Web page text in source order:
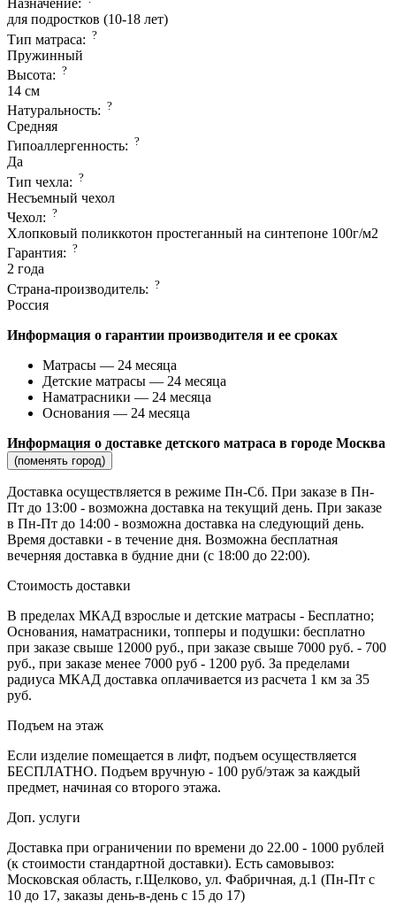
Назначение:
для подростков (10-18 лет)
Тип матраса: ?
Пружинный
Высота: ?
14 см
Натуральность: ?
Средняя
Гипоаллергенность: ?
Да
Тип чехла: ?
Несъемный чехол
Чехол: ?
Хлопковый поликкотон простеганный на синтепоне 100г/м2
Гарантия: ?
2 года
Страна-производитель: ?
Россия
Информация о гарантии производителя и ее сроках
Матрасы — 24 месяца
Детские матрасы — 24 месяца
Наматрасники — 24 месяца
Основания — 24 месяца
Информация о доставке детского матраса в городе Москва
(поменять город)
Доставка осуществляется в режиме Пн-Сб. При заказе в Пн-
Пт до 13:00 - возможна доставка на текущий день. При заказе
в Пн-Пт до 14:00 - возможна доставка на следующий день.
Время доставки - в течение дня. Возможна бесплатная
вечерняя доставка в будние дни (с 18:00 до 22:00).
Стоимость доставки
В пределах МКАД взрослые и детские матрасы - Бесплатно;
Основания, наматрасники, топперы и подушки: бесплатно
при заказе свыше 12000 руб., при заказе свыше 7000 руб. - 700
руб., при заказе менее 7000 руб - 1200 руб. За пределами
радиуса МКАД доставка оплачивается из расчета 1 км за 35
руб.
Подъем на этаж
Если изделие помещается в лифт, подъем осуществляется
БЕСПЛАТНО. Подъем вручную - 100 руб/этаж за каждый
предмет, начиная со второго этажа.
Доп. услуги
Доставка при ограничении по времени до 22.00 - 1000 рублей
(к стоимости стандартной доставки). Есть самовывоз:
Московская область, г.Щелково, ул. Фабричная, д.1 (Пн-Пт с
10 до 17, заказы день-в-день с 15 до 17)